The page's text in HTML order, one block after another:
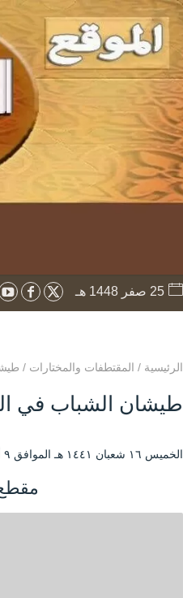
25 صفر 1448 هـ
الرئيسية / المقتطفات والمختارات /
طيشان الشباب في
الخميس ۱٦ شعبان ۱٤٤۱ هـ الموافق ۹ أبريل ۲۰۲۰ مـ |